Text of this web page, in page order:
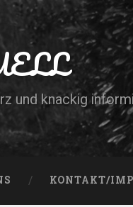
und knackig
KONTAKT/